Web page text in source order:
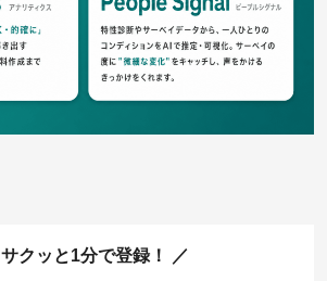
サクッと1分で登録！